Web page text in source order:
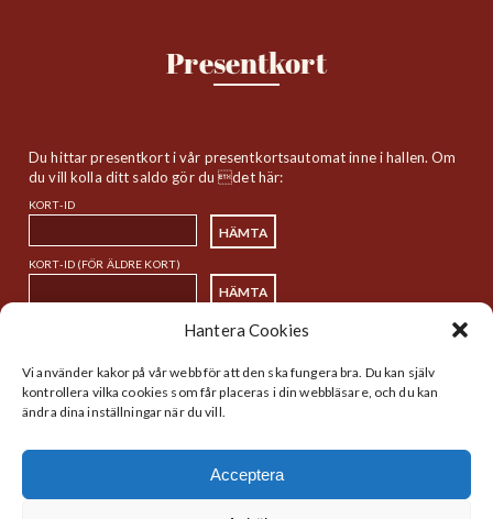
Hantera Cookies
Vi använder kakor på vår webb för att den ska fungera bra. Du kan själv
kontrollera vilka cookies som får placeras i din webbläsare, och du kan
ändra dina inställningar när du vill.
Acceptera
Presentkort
Du hittar presentkort i vår presentkortsautomat inne i hallen. Om
du vill kolla ditt saldo gör du det här:
KORT-ID
KORT-ID (FÖR ÄLDRE KORT)
Sitemap
Startsida
Handlare
Lunch